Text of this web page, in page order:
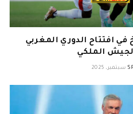
في افتتاح الدوري المغربي
الملكي